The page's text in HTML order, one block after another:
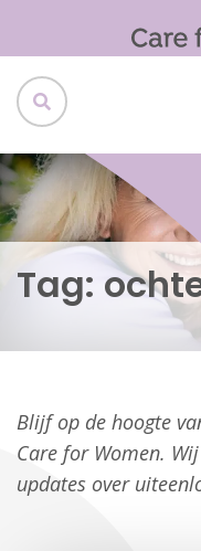
Tag:
Blijf op de hoogte
Care for Women.
updates over